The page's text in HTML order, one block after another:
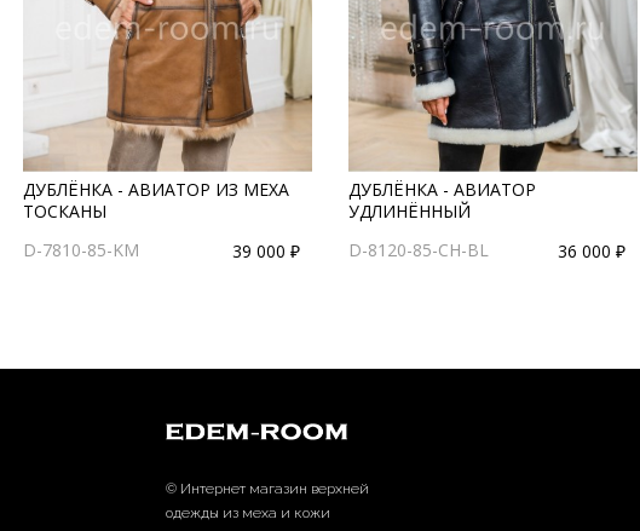
ДУБЛЁНКА - АВИАТОР ИЗ МЕХА
ТОСКАНЫ
D-7810-85-KM
39 000 ₽
ДУБЛЁНКА - АВИАТОР
УДЛИНЁННЫЙ
D-8120-85-CH-BL
36 000 ₽
© Интернет магазин верхней
одежды из меха и кожи